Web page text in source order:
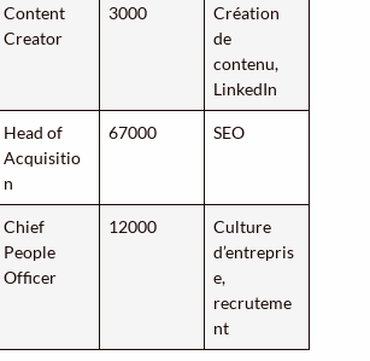
Content
Creator
3000
Création
de
contenu,
LinkedIn
Head of
Acquisitio
n
67000 SEO
Chief
People
Officer
12000
Culture
d’entrepris
e,
recruteme
nt